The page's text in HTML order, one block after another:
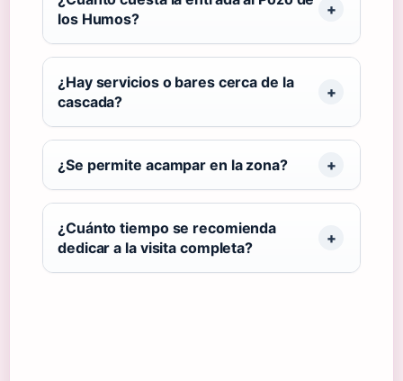
los Humos?
¿Hay servicios o bares cerca de la
cascada?
¿Se permite acampar en la zona?
¿Cuánto tiempo se recomienda
dedicar a la visita completa?